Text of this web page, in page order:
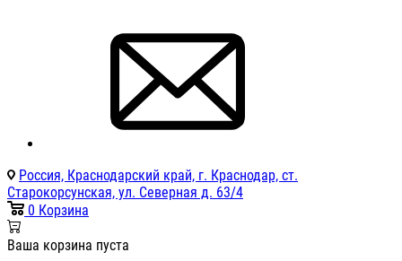
Россия, Краснодарский край, г. Краснодар, ст.
Старокорсунская, ул. Северная д. 63/4
0 Корзина
Ваша корзина пуста